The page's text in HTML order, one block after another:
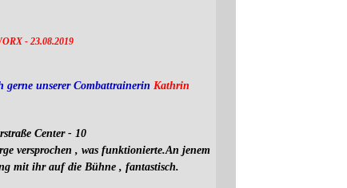
- 23.08.2019
gerne unserer Combattrainerin Kathrin
Center - 10
versprochen , was funktionierte.An jenem
mit ihr auf die Bühne , fantastisch.